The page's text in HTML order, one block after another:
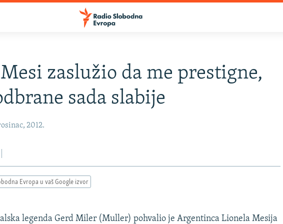
zaslužio da me prestigne,
sada slabije
2012.
Evropa u vaš Google izvor
legenda Gerd Miler (Muller) pohvalio je Argentinca Lionela Mesija